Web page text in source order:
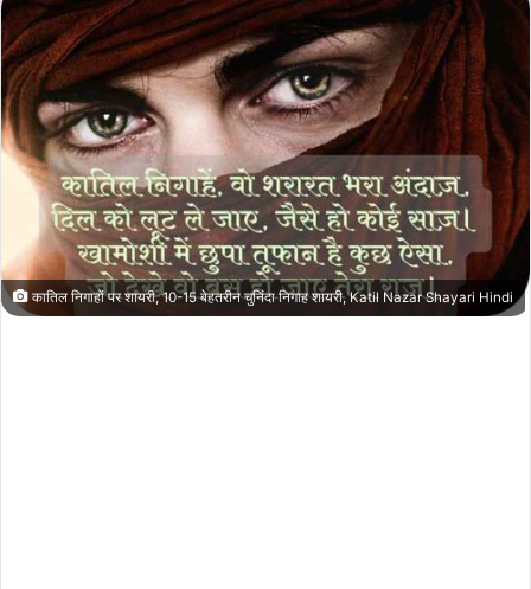
कातिल निगाहों पर शायरी, 10-15 बेहतरीन चुनिंदा निगाह शायरी, Katil Nazar Shayari Hindi